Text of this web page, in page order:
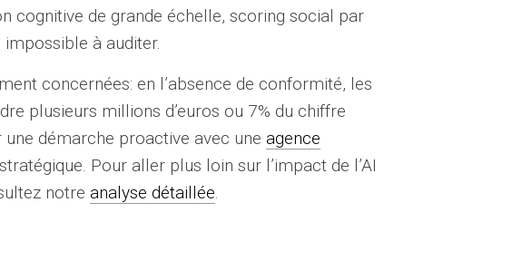
cognitive de grande échelle, scoring social par
impossible à auditer.
concernées: en l’absence de conformité, les
plusieurs millions d’euros ou 7% du chiffre
une démarche proactive avec une agence
Pour aller plus loin sur l’impact de l’AI
notre analyse détaillée.